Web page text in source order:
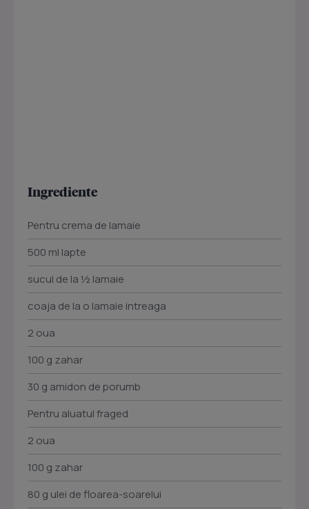
Ingrediente
Pentru crema de lamaie
500 ml lapte
sucul de la ½ lamaie
coaja de la o lamaie intreaga
2 oua
100 g zahar
30 g amidon de porumb
Pentru aluatul fraged
2 oua
100 g zahar
80 g ulei de floarea-soarelui